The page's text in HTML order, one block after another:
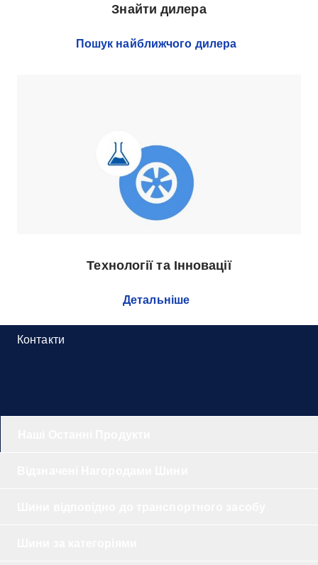
Знайти дилера
Пошук найближчого дилера
Технології та Інновації
Детальніше
Контакти